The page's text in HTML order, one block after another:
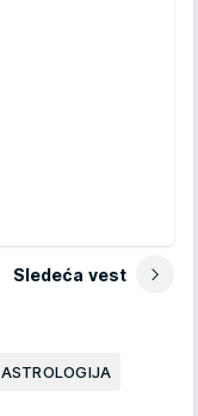
Sledeća vest
ASTROLOGIJA